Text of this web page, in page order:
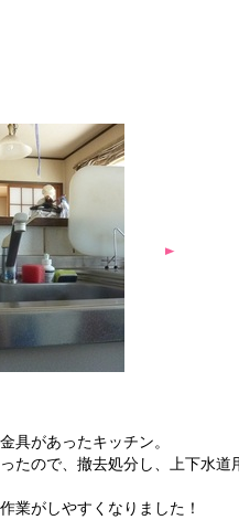
具があったキッチン。
たので、撤去処分し、上下水
業がしやすくなりました！